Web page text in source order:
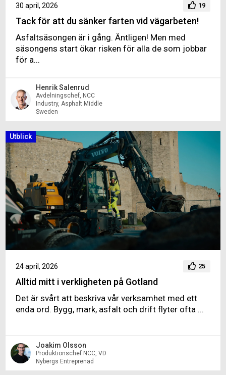
30 april, 2026 19
Tack för att du sänker farten vid vägarbeten!
Asfaltsäsongen är i gång. Äntligen! Men med
säsongens start ökar risken för alla de som jobbar
för a...
Henrik Salenrud
Avdelningschef, NCC
Industry, Asphalt Middle
Sweden
Utblick
24 april, 2026 25
Alltid mitt i verkligheten på Gotland
Det är svårt att beskriva vår verksamhet med ett
enda ord. Bygg, mark, asfalt och drift flyter ofta ...
Joakim Olsson
Produktionschef NCC, VD
Nybergs Entreprenad